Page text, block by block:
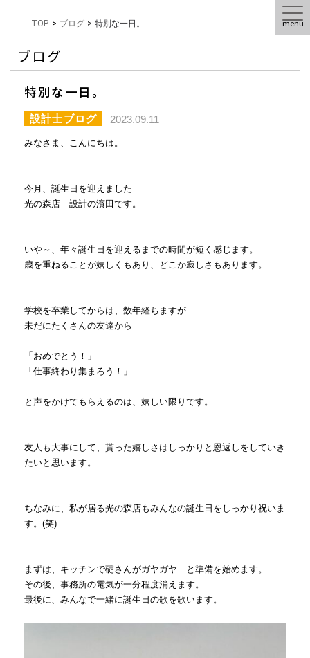
menu
TOP > ブログ > 特別な一日。
ブログ
特別な一日。
設計士ブログ 2023.09.11
みなさま、こんにちは。
今月、誕生日を迎えました
光の森店 設計の濱田です。
いや～、年々誕生日を迎えるまでの時間が短く感じます。
歳を重ねることが嬉しくもあり、どこか寂しさもあります。
学校を卒業してからは、数年経ちますが
未だにたくさんの友達から
「おめでとう！」
「仕事終わり集まろう！」
と声をかけてもらえるのは、嬉しい限りです。
友人も大事にして、貰った嬉しさはしっかりと恩返しをしていき
たいと思います。
ちなみに、私が居る光の森店もみんなの誕生日をしっかり祝いま
す。(笑)
まずは、キッチンで碇さんがガヤガヤ…と準備を始めます。
その後、事務所の電気が一分程度消えます。
最後に、みんなで一緒に誕生日の歌を歌います。